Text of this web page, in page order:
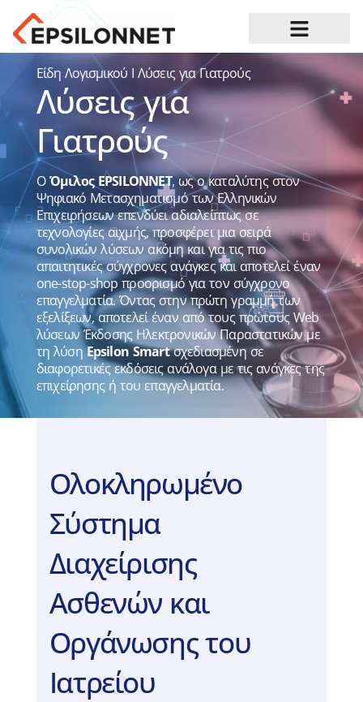
Είδη ΛογισμικούI Λύσεις για Γιατρούς
Λύσεις για
Γιατρούς
ΟΌμιλος EPSILONNET, ως ο καταλύτης στον
Ψηφιακό Μετασχηματισμό των Ελληνικών
Επιχειρήσεων επενδύει αδιαλείπτως σε
τεχνολογίες αιχμής, προσφέρει μια σειρά
συνολικών λύσεων ακόμη και για τις πιο
απαιτητικές σύγχρονες ανάγκες και αποτελεί έναν
one-stop-shop προορισμό για τον σύγχρονο
επαγγελματία. Όντας στην πρώτη γραμμή των
εξελίξεων, αποτελεί έναν από τους πρώτους Web
λύσεων Έκδοσης Ηλεκτρονικών Παραστατικών με
τη λύσηEpsilon Smartσχεδιασμένη σε
διαφορετικές εκδόσεις ανάλογα με τις ανάγκες της
επιχείρησης ή του επαγγελματία.
Ολοκληρωμένο
Σύστημα
Διαχείρισης
Ασθενών και
Οργάνωσης του
Ιατρείου